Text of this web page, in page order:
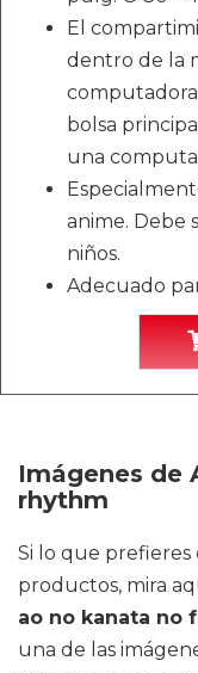
El
dentro de la
bolsa
una
anime. Debe
niños.
Adecuado
Imágenes de
rhythm
Si lo que prefieres
productos, mira
ao no kanata no
una de las